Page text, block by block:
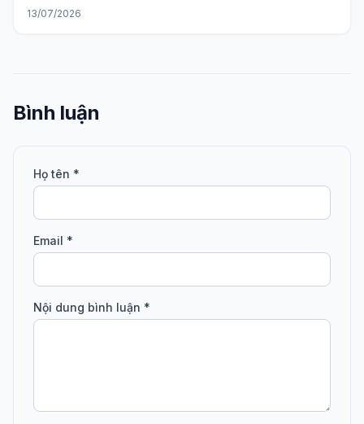
13/07/2026
Bình luận
Họ tên *
Email *
Nội dung bình luận *